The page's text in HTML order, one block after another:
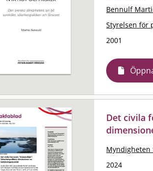
Bennulf
Styrelsen för
2001
Det civila
Myndigheten
2024